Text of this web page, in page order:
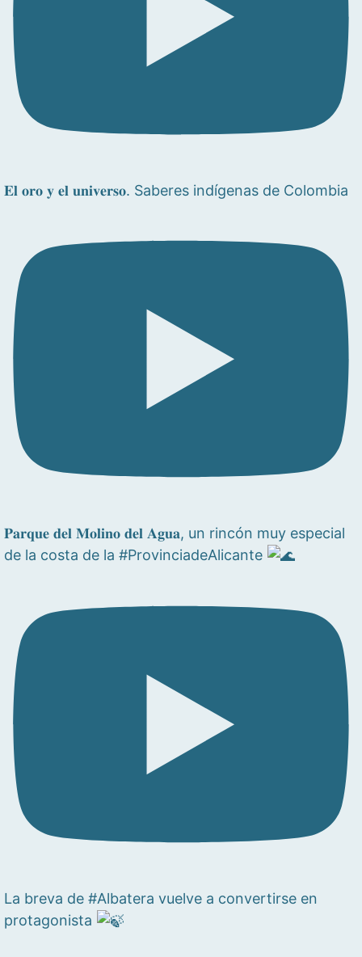
𝐄𝐥 𝐨𝐫𝐨 𝐲 𝐞𝐥 𝐮𝐧𝐢𝐯𝐞𝐫𝐬𝐨. Saberes indígenas de Colombia
𝐏𝐚𝐫𝐪𝐮𝐞 𝐝𝐞𝐥 𝐌𝐨𝐥𝐢𝐧𝐨 𝐝𝐞𝐥 𝐀𝐠𝐮𝐚, un rincón muy especial
de la costa de la #ProvinciadeAlicante
La breva de #Albatera vuelve a convertirse en
protagonista